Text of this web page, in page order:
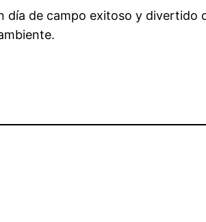
día de campo exitoso y divertido